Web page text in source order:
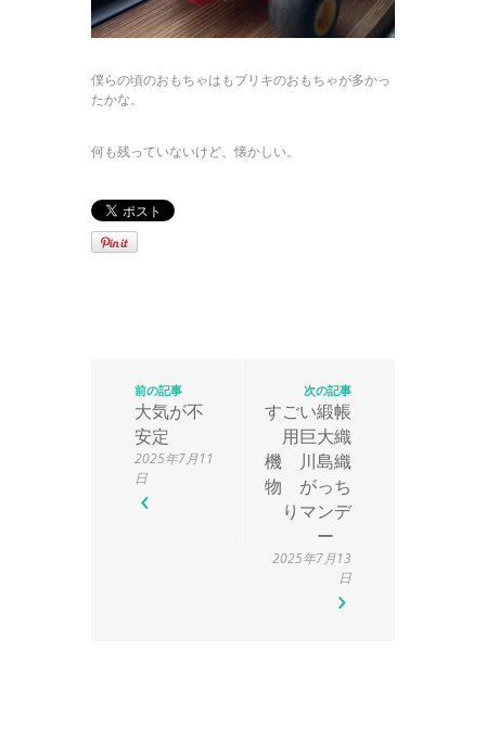
僕らの頃のおもちゃはもブリキのおもちゃが多かっ
たかな。
何も残っていないけど、懐かしい。
前の記事
大気が不
安定
2025年7月11
日
次の記事
すごい緞帳
用巨大織
機 川島織
物 がっち
りマンデ
ー
2025年7月13
日